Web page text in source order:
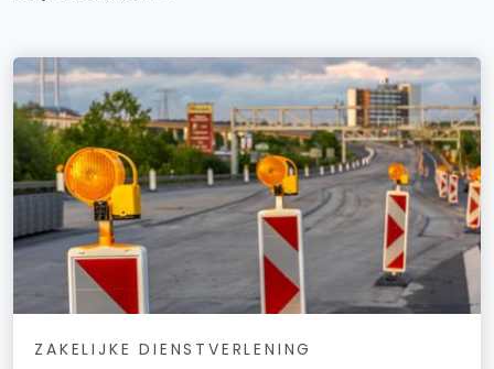
ZAKELIJKE DIENSTVERLENING